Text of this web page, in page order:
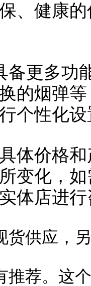
、健康
备更多功
的烟弹
个性化
体价格
变化，
体店进
货供应，
推荐。这